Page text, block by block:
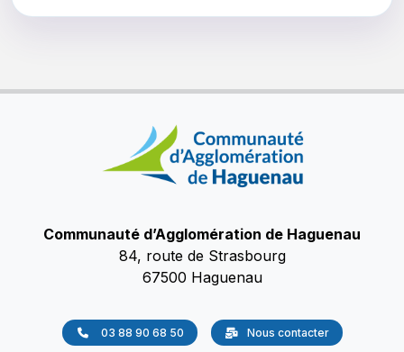
Communauté d’Agglomération de Haguenau
84, route de Strasbourg
67500 Haguenau
03 88 90 68 50 Nous contacter